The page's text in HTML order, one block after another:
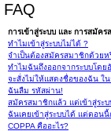
FAQ
การเข้าสู่ระบบ และ การสมัคร
ทำไมเข้าสู่ระบบไม่ได้ ?
จำเป็นต้องสมัครสมาชิกด้วยห
ทำไมฉันถึงออกจากระบบโดย
จะสั่งไม่ให้แสดงชื่อของฉัน ใ
ฉันลืม รหัสผ่าน!
สมัครสมาชิกแล้ว แต่เข้าสู่ระบ
ฉันเคยเข้าสู่ระบบได้ แต่ตอนนี้
COPPA คืออะไร?